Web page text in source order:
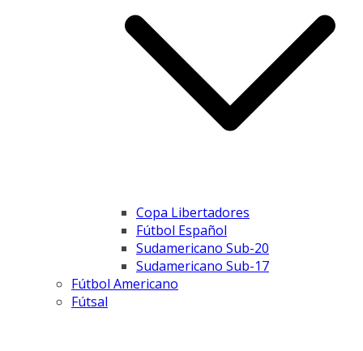
Copa Libertadores
Fútbol Español
Sudamericano Sub-20
Sudamericano Sub-17
Fútbol Americano
Fútsal